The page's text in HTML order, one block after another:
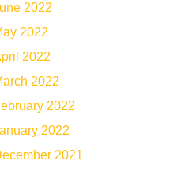
2022
2022
2022
2022
2022
2022
2021